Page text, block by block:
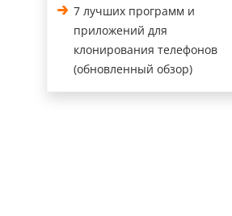
7 лучших программ и
приложений для
клонирования телефонов
(обновленный обзор)